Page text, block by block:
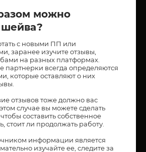
можно
с новыми ПП или
заранее изучите отзывы,
на разных платформах.
всегда определяются
которые оставляют о них
отзывов тоже должно вас
случае вы можете сделать
составить собственное
стоит ли продолжать работу.
информации является
изучайте ее, следите за